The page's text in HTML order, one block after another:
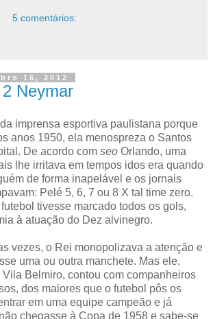
5 comentários:
16, 2012
Neymar
imprensa esportiva paulistana porque
anos 1950, ela menospreza o Santos
De acordo com seo Orlando, uma
lhe irritava em tempos idos era quando
de forma inapelável e os jornais
Pelé 5, 6, 7 ou 8 X tal time zero.
tivesse marcado todos os gols,
à atuação do Dez alvinegro.
vezes, o Rei monopolizava a atenção e
uma ou outra manchete. Mas ele,
Belmiro, contou com companheiros
dos maiores que o futebol pôs os
em uma equipe campeão e já
chegasse à Copa de 1958 e sabe-se